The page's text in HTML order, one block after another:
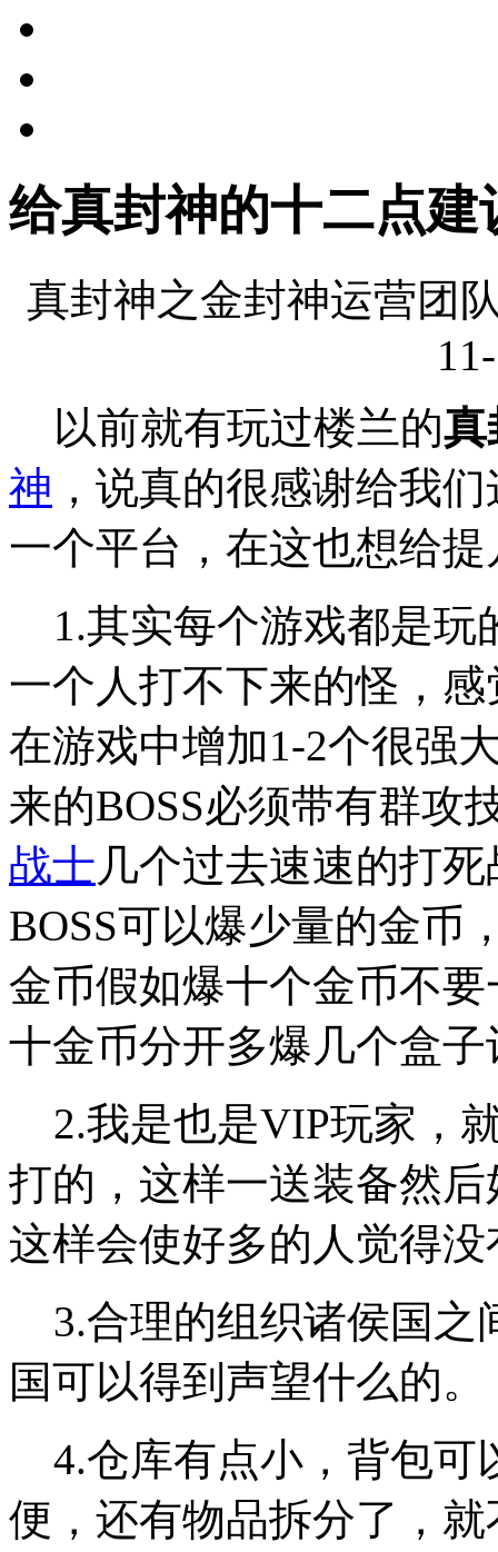
给真封神的十二点建
真封神之金封神运营团
以前就有玩过楼兰的真
神 ，说真的很感谢给我
一个平台，在这也想给
1.其实每个游戏都是玩
一个人打不下来的怪，
在游戏中增加1-2个很强
来的BOSS必须带有群攻
战士 几个过去速速的打
BOSS可以爆少量的金币
金币假如爆十个金币不
十金币分开多爆几个盒
2.我是也是VIP玩家，
打的，这样一送装备然
这样会使好多的人觉得没
3.合理的组织诸侯国之
国可以得到声望什么的。
4.仓库有点小，背包可
便，还有物品拆分了，